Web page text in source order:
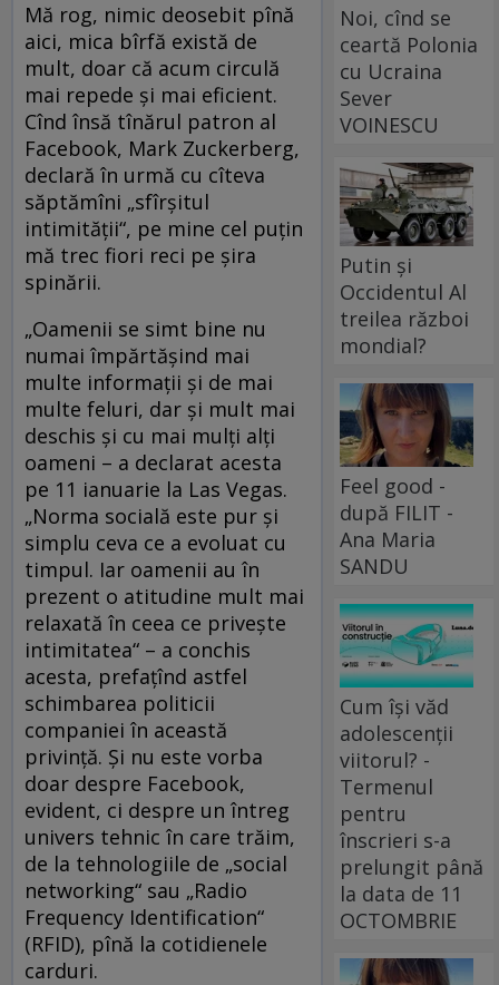
Mă rog, nimic deosebit pînă
aici, mica bîrfă există de
mult, doar că acum circulă
mai repede şi mai eficient.
Cînd însă tînărul patron al
Facebook, Mark Zuckerberg,
declară în urmă cu cîteva
săptămîni „sfîrşitul
intimităţii“, pe mine cel puţin
mă trec fiori reci pe şira
spinării.
„Oamenii se simt bine nu
numai împărtăşind mai
multe informaţii şi de mai
multe feluri, dar şi mult mai
deschis şi cu mai mulţi alţi
oameni – a declarat acesta
pe 11 ianuarie la Las Vegas.
„Norma socială este pur şi
simplu ceva ce a evoluat cu
timpul. Iar oamenii au în
prezent o atitudine mult mai
relaxată în ceea ce priveşte
intimitatea“ – a conchis
acesta, prefaţînd astfel
schimbarea politicii
companiei în această
privinţă. Şi nu este vorba
doar despre Facebook,
evident, ci despre un întreg
univers tehnic în care trăim,
de la tehnologiile de „social
networking“ sau „Radio
Frequency Identification“
(RFID), pînă la cotidienele
carduri.
Noi, cînd se
ceartă Polonia
cu Ucraina
Sever
VOINESCU
Putin și
Occidentul Al
treilea război
mondial?
Feel good -
după FILIT -
Ana Maria
SANDU
Cum își văd
adolescenții
viitorul? -
Termenul
pentru
înscrieri s-a
prelungit până
la data de 11
OCTOMBRIE